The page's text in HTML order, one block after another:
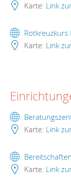
Karte: Link
Rotkreuzkurs
Karte: Link
Karte: Link
Karte: Link